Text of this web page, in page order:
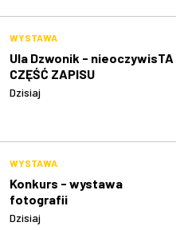
WYSTAWA
Ula Dzwonik - nieoczywisTA
CZĘŚĆ ZAPISU
Dzisiaj
WYSTAWA
Konkurs - wystawa
fotografii
Dzisiaj